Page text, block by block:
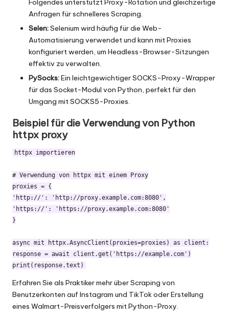
Folgendes unterstützt Proxy-Rotation und gleichzeitige
Anfragen für schnelleres Scraping.
Selen:Selenium wird häufig für die Web-
Automatisierung verwendet und kann mit Proxies
konfiguriert werden, um Headless-Browser-Sitzungen
effektiv zu verwalten.
PySocks:Ein leichtgewichtiger SOCKS-Proxy-Wrapper
für das Socket-Modul von Python, perfekt für den
Umgang mit SOCKS5-Proxies.
Beispiel für die Verwendung von Python
httpx proxy
httpx importieren
# Verwendung von httpx mit einem Proxy
proxies = {
'http://': 'http://proxy.example.com:8080',
'https://': 'https://proxy.example.com:8080'
}
async mit httpx.AsyncClient(proxies=proxies) as client:
response = await client.get('https://example.com')
Erfahren Sie als Praktiker mehr überScraping von
Benutzerkonten auf Instagram und TikTokoderErstellung
eines Walmart-Preisverfolgers mit Python-Proxy.